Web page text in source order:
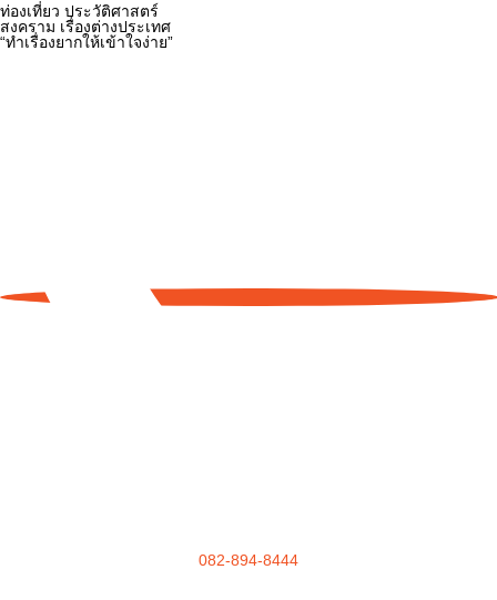
ท่องเที่ยว ประวัติศาสตร์
สงคราม เรื่องต่างประเทศ
“ทำเรื่องยากให้เข้าใจง่าย”
082-894-8444